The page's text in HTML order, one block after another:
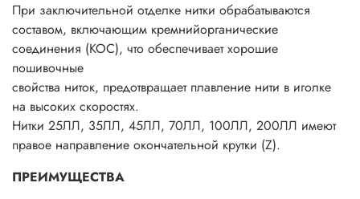
При заключительной отделке нитки обрабатываются
составом, включающим кремнийорганические
соединения (КОС), что обеспечивает хорошие
пошивочные
свойства ниток, предотвращает плавление нити в иголке
на высоких скоростях.
Нитки 25ЛЛ, 35ЛЛ, 45ЛЛ, 70ЛЛ, 100ЛЛ, 200ЛЛ имеют
правое направление окончательной крутки (Z).
ПРЕИМУЩЕСТВА